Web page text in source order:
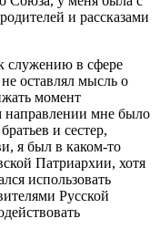
и рассказами
служению в сфере
оставлял мысль о
момент
направлении мне было
и сестер,
я был в каком-то
Патриархии, хотя
использовать
Русской